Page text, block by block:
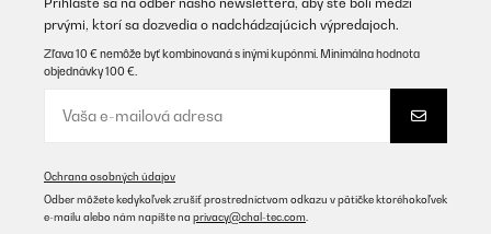
Sommer die Kids mit normaler Flasche heißes Wasser trinken,
trinkt mein Kind schön gekühltes Wasser. Und im Winter kann
man warmen Tee einfüllen und sich beim Spaziergang
aufwärmen.Werde ich wieder kaufen, falls wir nochmal eine
Amazon-Benutzer
OVERENÁ KONTROLA
prvými, ktorí sa dozvedia o nadchádzajúcich výpredajoch.
Zľava 10 € nemôže byť kombinovaná s inými kupónmi. Minimálna hodnota
objednávky 100 €.
Ochrana osobných údajov
Odber môžete kedykoľvek zrušiť prostredníctvom odkazu v pätičke ktoréhokoľvek
e-mailu alebo nám napíšte na privacy@chal-tec.com